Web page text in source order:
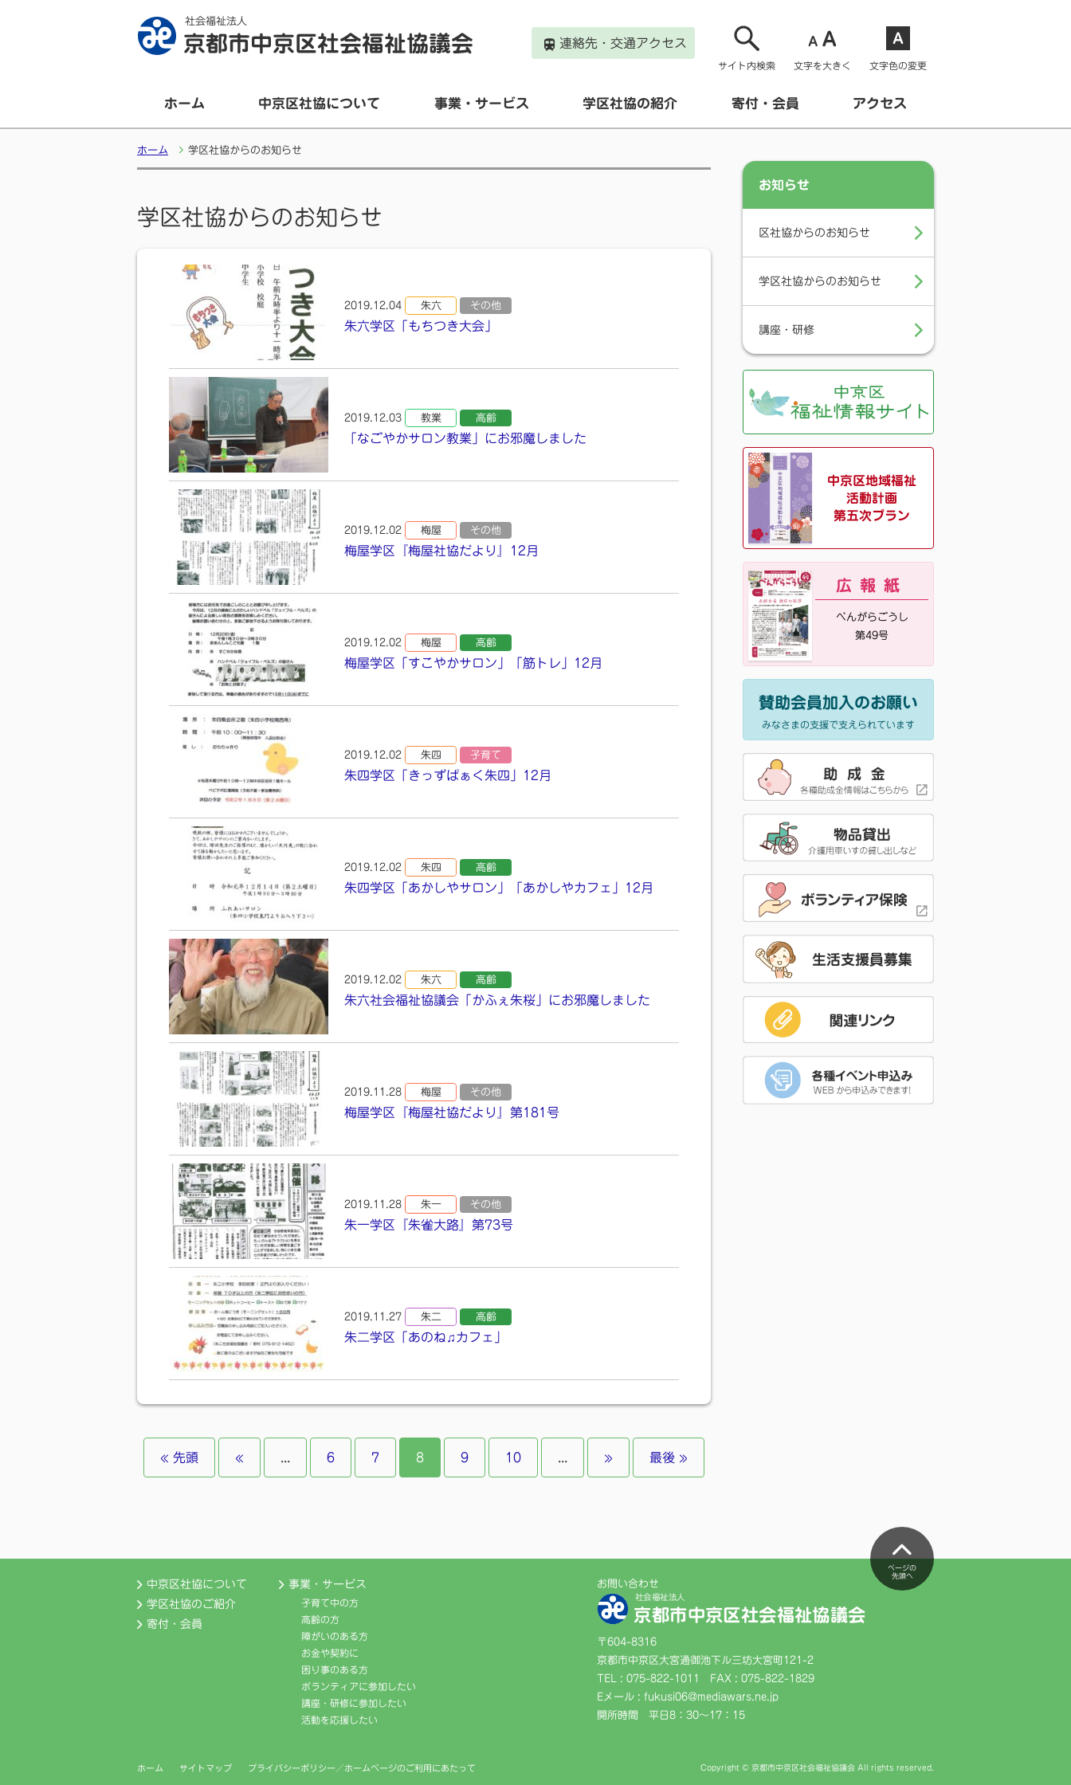
社会福祉法人
京都市中京区社会福祉協議会 連絡先・交通アクセス
サイト内検索 文字を大きく 文字色の変更
ホーム 中京区社協について 事業・サービス 学区社協の紹介 寄付・会員 アクセス
ホーム 学区社協からのお知らせ
学区社協からのお知らせ
2019.12.04 朱六 その他
朱六学区「もちつき大会」
2019.12.03 教業 高齢
「なごやかサロン教業」にお邪魔しました
2019.12.02 梅屋 その他
梅屋学区『梅屋社協だより』12月
2019.12.02 梅屋 高齢
梅屋学区「すこやかサロン」「筋トレ」12月
2019.12.02 朱四 子育て
朱四学区「きっずぱぁく朱四」12月
2019.12.02 朱四 高齢
朱四学区「あかしやサロン」「あかしやカフェ」12月
2019.12.02 朱六 高齢
朱六社会福祉協議会「かふぇ朱桜」にお邪魔しました
2019.11.28 梅屋 その他
梅屋学区『梅屋社協だより』第181号
2019.11.28 朱一 その他
朱一学区『朱雀大路』第73号
2019.11.27 朱二 高齢
朱二学区「あのね♫カフェ」
« 先頭 « 6 7 8 9 10 » 最後 »
お知らせ
区社協からのお知らせ
学区社協からのお知らせ
講座・研修
中京区地域福祉
活動計画
第五次プラン
広報紙
べんがらごうし
第49号
賛助会員加入のお願い
みなさまの支援で支えられています
ページの
先頭へ
中京区社協について
学区社協のご紹介
寄付・会員
事業・サービス
子育て中の方
高齢の方
障がいのある方
お金や契約に
困り事のある方
ボランティアに参加したい
講座・研修に参加したい
活動を応援したい
お問い合わせ
社会福祉法人
京都市中京区社会福祉協議会
〒604-8316
京都市中京区大宮通御池下ル三坊大宮町121-2
TEL : 075-822-1011
FAX : 075-822-1829
Eメール : fukusi06@mediawars.ne.jp
開所時間 平日8：30〜17：15
ホーム サイトマップ プライバシーポリシー／ホームページのご利用にあたって Copyright © 京都市中京区社会福祉協議会 All rights reserved.